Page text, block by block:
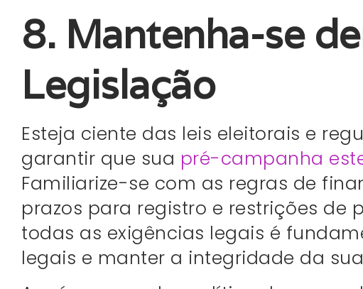
8. Mantenha-se
Legislação
Esteja ciente das leis eleitorais e
garantir que sua pré-campanha
Familiarize-se com as regras de
prazos para registro e restrições de
todas as exigências legais é
legais e manter a integridade da